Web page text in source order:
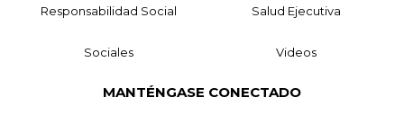
Responsabilidad Social Salud Ejecutiva
Sociales Videos
MANTÉNGASE CONECTADO